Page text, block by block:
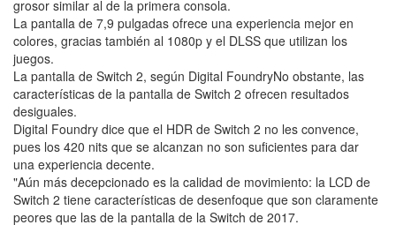
grosor similar al de la primera consola.
La pantalla de 7,9 pulgadas ofrece una experiencia mejor en
colores, gracias también al 1080p y el DLSS que utilizan los
juegos.
La pantalla de Switch 2, según Digital FoundryNo obstante, las
características de la pantalla de Switch 2 ofrecen resultados
desiguales.
Digital Foundry dice que el HDR de Switch 2 no les convence,
pues los 420 nits que se alcanzan no son suficientes para dar
una experiencia decente.
"Aún más decepcionado es la calidad de movimiento: la LCD de
Switch 2 tiene características de desenfoque que son claramente
peores que las de la pantalla de la Switch de 2017.